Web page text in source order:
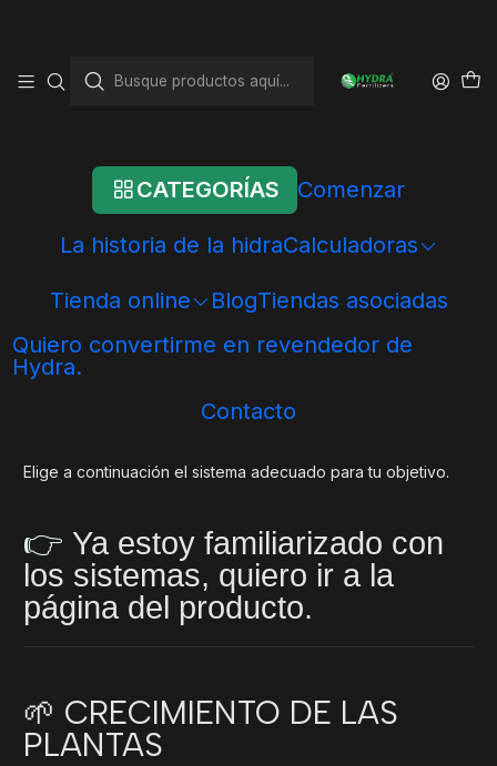
CATEGORÍAS Comenzar
La historia de la hidraCalculadoras
Tienda online BlogTiendas asociadas
Quiero convertirme en revendedor de
Hydra.
Contacto
Sistemas Hydra
SOLUCIONES HYDRA
PARA TU ACUARIO
Crecimiento • Biología • Claridad
del agua • Puesta en marcha
rápida • Control de parámetros
En Hydra, creamos sistemas completos para acuarios de
agua dulce, desde la nutrición de las plantas hasta la
Elige a continuación el sistema adecuado para tu objetivo.
👉 Ya estoy familiarizado con
los sistemas, quiero ir a la
página del producto.
🌱 CRECIMIENTO DE LAS
PLANTAS